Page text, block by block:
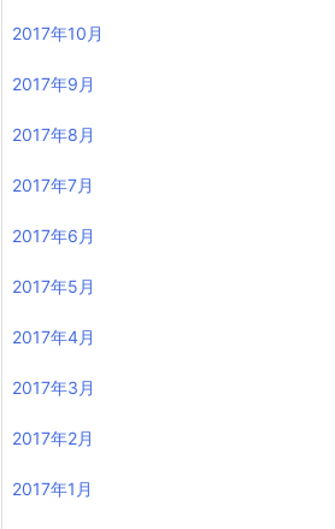
2017年10月
2017年9月
2017年8月
2017年7月
2017年6月
2017年5月
2017年4月
2017年3月
2017年2月
2017年1月